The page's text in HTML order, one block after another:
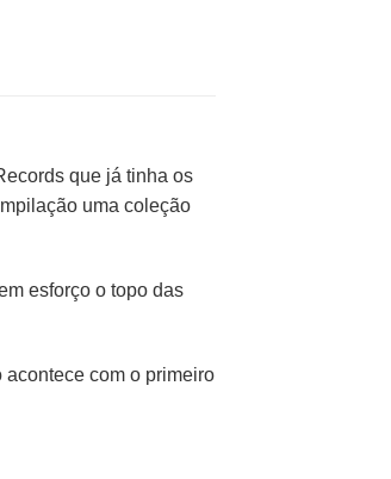
que já tinha os
uma coleção
esforço o topo das
com o primeiro